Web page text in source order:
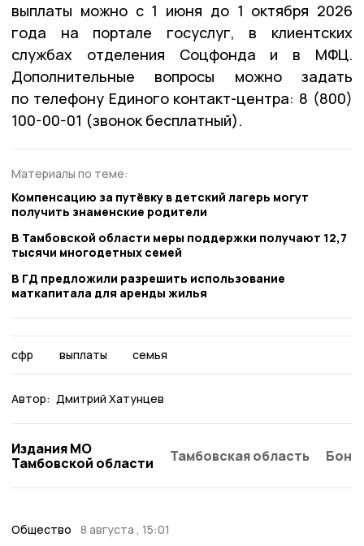
выплаты можно с 1 июня до 1 октября 2026
года на портале госуслуг, в клиентских
службах отделения Соцфонда и в МФЦ.
Дополнительные вопросы можно задать
по телефону Единого контакт-центра: 8 (800)
100-00-01 (звонок бесплатный).
Материалы по теме:
Компенсацию за путёвку в детский лагерь могут
получить знаменские родители
В Тамбовской области меры поддержки получают 12,7
тысячи многодетных семей
В ГД предложили разрешить использование
маткапитала для аренды жилья
сфр выплаты семья
Автор: Дмитрий Хатунцев
Издания МО
Тамбовской области
Тамбовская область
Общество 8 августа , 15:01